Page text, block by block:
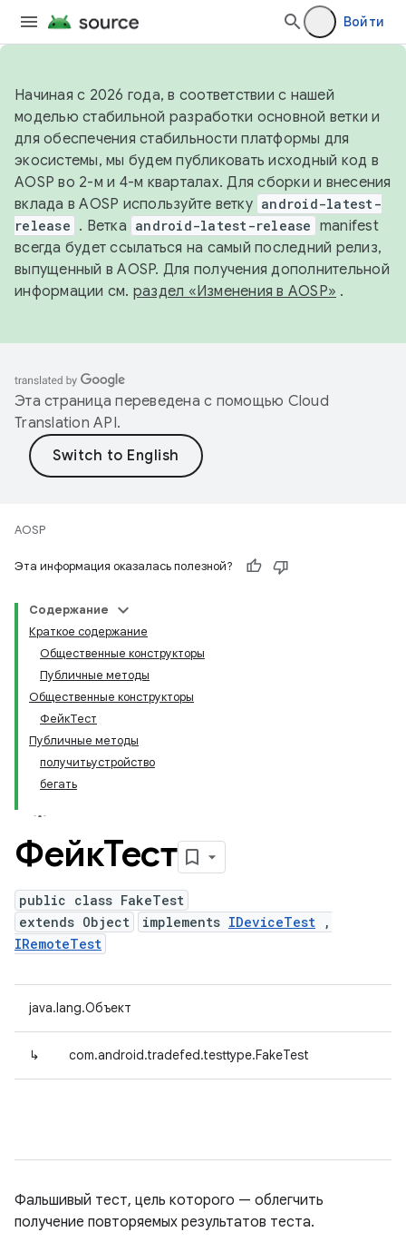
Войти
Начиная с 2026 года, в соответствии с нашей
моделью стабильной разработки основной ветки и
для обеспечения стабильности платформы для
экосистемы, мы будем публиковать исходный код в
AOSP во 2-м и 4-м кварталах. Для сборки и внесения
вклада в AOSP используйте ветку android-latest-
release . Ветка android-latest-release manifest
всегда будет ссылаться на самый последний релиз,
выпущенный в AOSP. Для получения дополнительной
информации см. раздел «Изменения в AOSP» .
Эта страница переведена с помощью Cloud
Translation API.
AOSP
Эта информация оказалась полезной?
Содержание
Краткое содержание
Общественные конструкторы
Публичные методы
Общественные конструкторы
ФейкТест
Публичные методы
получитьустройство
бегать
ФейкТест
public class FakeTest
extends Object
implements IDeviceTest ,
IRemoteTest
java.lang.Объект
↳ com.android.tradefed.testtype.FakeTest
Фальшивый тест, цель которого — облегчить
получение повторяемых результатов теста.